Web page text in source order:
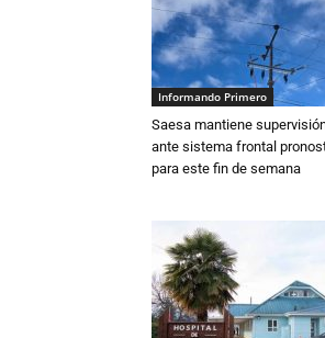
Informando Primero
Saesa mantiene
ante sistema frontal
para este fin de semana